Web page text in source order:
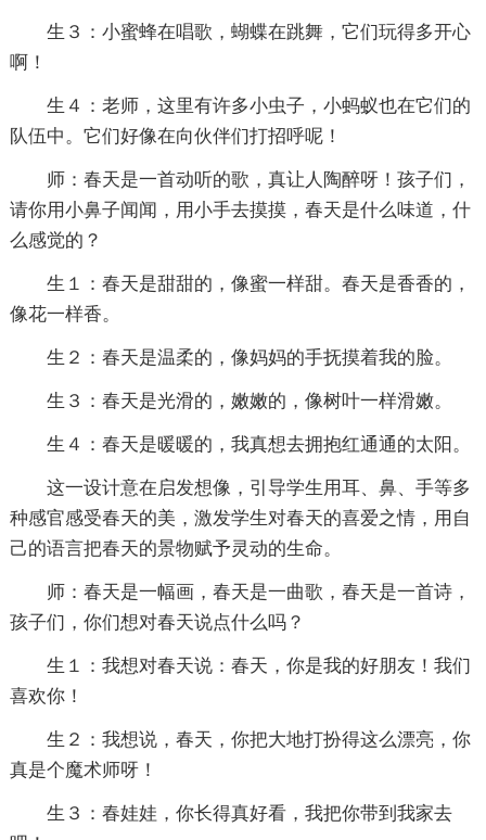
生３：小蜜蜂在唱歌，蝴蝶在跳舞，它们玩得多开心
啊！
生４：老师，这里有许多小虫子，小蚂蚁也在它们的
队伍中。它们好像在向伙伴们打招呼呢！
师：春天是一首动听的歌，真让人陶醉呀！孩子们，
请你用小鼻子闻闻，用小手去摸摸，春天是什么味道，什
么感觉的？
生１：春天是甜甜的，像蜜一样甜。春天是香香的，
像花一样香。
生２：春天是温柔的，像妈妈的手抚摸着我的脸。
生３：春天是光滑的，嫩嫩的，像树叶一样滑嫩。
生４：春天是暖暖的，我真想去拥抱红通通的太阳。
这一设计意在启发想像，引导学生用耳、鼻、手等多
种感官感受春天的美，激发学生对春天的喜爱之情，用自
己的语言把春天的景物赋予灵动的生命。
师：春天是一幅画，春天是一曲歌，春天是一首诗，
孩子们，你们想对春天说点什么吗？
生１：我想对春天说：春天，你是我的好朋友！我们
喜欢你！
生２：我想说，春天，你把大地打扮得这么漂亮，你
真是个魔术师呀！
生３：春娃娃，你长得真好看，我把你带到我家去